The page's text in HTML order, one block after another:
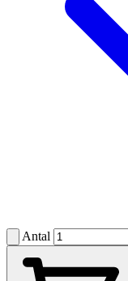
Antal